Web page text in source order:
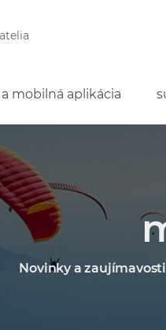
mobilná aplikácia
Novinky a